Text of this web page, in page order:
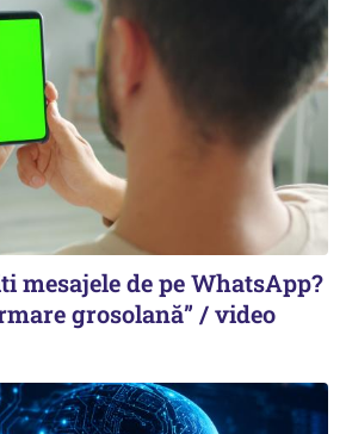
mesajele de pe WhatsApp?
grosolană” / video